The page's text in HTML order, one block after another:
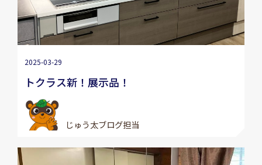
2025-03-29
トクラス新！展示品！
じゅう太ブログ担当